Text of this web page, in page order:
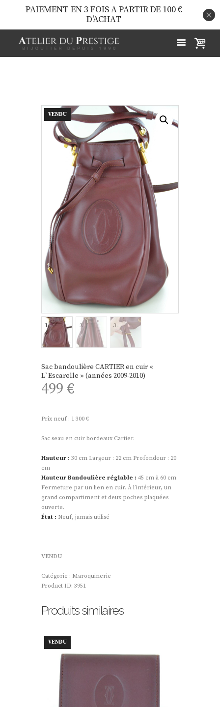
VENDU
Sac bandoulière CARTIER en cuir «
L`Escarelle » (années 2009-2010)
499 €
Prix neuf : 1 300 €
Sac seau en cuir bordeaux Cartier.
Hauteur : 30 cm Largeur : 22 cm Profondeur : 20
cm
Hauteur Bandoulière réglable : 45 cm à 60 cm
Fermeture par un lien en cuir. À l’intérieur, un
grand compartiment et deux poches plaquées
ouverte.
État : Neuf, jamais utilisé
VENDU
Catégorie : Maroquinerie
Product ID: 3951
Produits similaires
VENDU
PAIEMENT EN 3 FOIS A PARTIR DE 100 €
D'ACHAT